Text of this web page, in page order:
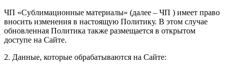
ЧП «Сублимационные материалы» (далее – ЧП ) имеет право
вносить изменения в настоящую Политику. В этом случае
обновленная Политика также размещается в открытом
доступе на Сайте.
2. Данные, которые обрабатываются на Сайте: